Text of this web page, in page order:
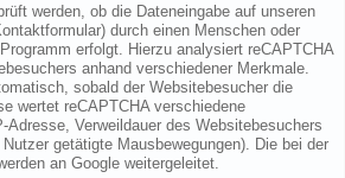
werden, ob die Dateneingabe auf unseren
durch einen Menschen oder
erfolgt. Hierzu analysiert reCAPTCHA
anhand verschiedener Merkmale.
sobald der Websitebesucher die
wertet reCAPTCHA verschiedene
Adresse, Verweildauer des Websitebesuchers
getätigte Mausbewegungen). Die bei der
an Google weitergeleitet.